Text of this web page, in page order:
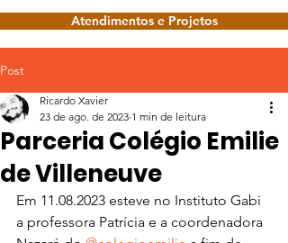
Atendimentos e Projetos
Post
Parceria Colégio Emilie
de Villeneuve
Ricardo Xavier
23 de ago. de 2023 1 min de leitura
Em 11.08.2023 esteve no Instituto Gabi
a professora Patrícia e a coordenadora